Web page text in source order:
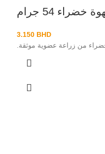
54 جرام
3.150 BHD
من زراعة عضوية موثقة.